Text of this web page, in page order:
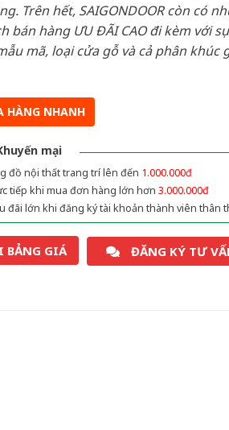
Trên hết, SAIGONDOOR còn có
bán hàng ƯU ĐÃI CAO đi kèm với
mã, loại cửa gỗ và cả phân khúc
HÀNG NHANH
mại
đồ nội thất trang trí lên đến 1.000.000đ
tiếp khi mua đơn hàng lớn hơn 3.000.000đ
đãi lớn khi đăng ký tài khoản thành viên thân
BẢNG GIÁ ĐĂNG KÝ TƯ